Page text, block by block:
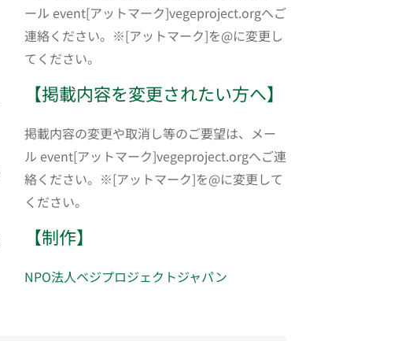
ール event[アットマーク]vegeproject.orgへご
連絡ください。※[アットマーク]を@に変更し
てください。
【掲載内容を変更されたい方へ】
掲載内容の変更や取消し等のご要望は、メー
ル event[アットマーク]vegeproject.orgへご連
絡ください。※[アットマーク]を@に変更して
ください。
【制作】
NPO法人ベジプロジェクトジャパン